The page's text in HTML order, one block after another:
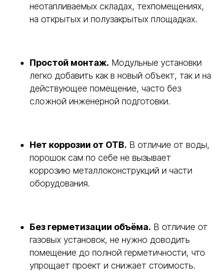
неотапливаемых складах, техпомещениях,
на открытых и полузакрытых площадках.
Простой монтаж. Модульные установки
легко добавить как в новый объект, так и на
действующее помещение, часто без
сложной инженерной подготовки.
Нет коррозии от ОТВ. В отличие от воды,
порошок сам по себе не вызывает
коррозию металлоконструкций и части
оборудования.
Без герметизации объёма. В отличие от
газовых установок, не нужно доводить
помещение до полной герметичности, что
упрощает проект и снижает стоимость.